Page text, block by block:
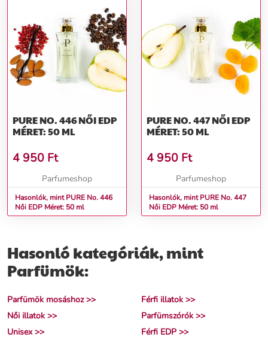
PURE NO. 446 NŐI EDP
MÉRET: 50 ML
4 950 Ft
Parfumeshop
Hasonlók, mint PURE No. 446
Női EDP Méret: 50 ml
PURE NO. 447 NŐI EDP
MÉRET: 50 ML
4 950 Ft
Parfumeshop
Hasonlók, mint PURE No. 447
Női EDP Méret: 50 ml
Hasonló kategóriák, mint
Parfümök:
Parfümök mosáshoz >>
Férfi illatok >>
Női illatok >>
Parfümszórók >>
Unisex >>
Férfi EDP >>